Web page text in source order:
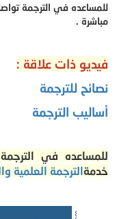
للمساعده في الترجمة
مباشرة .
فيديو ذات علاقة :
نصائح للترجمة
أساليب الترجمة
للمساعده في
خدمةالترجمة العلمية